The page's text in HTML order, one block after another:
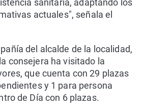
sanitaria, adaptando los
actuales", señala el
del alcalde de la localidad,
consejera ha visitado la
que cuenta con 29 plazas
y 1 para persona
de Día con 6 plazas.